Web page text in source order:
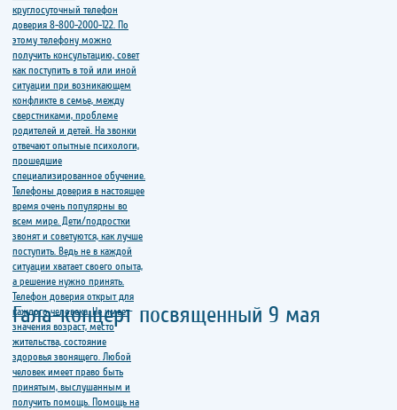
Гала-концерт посвященный 9 мая